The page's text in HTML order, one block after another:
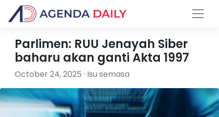
Parlimen: RUU Jenayah Siber
baharu akan ganti Akta 1997
October 24, 2025 · Isu semasa